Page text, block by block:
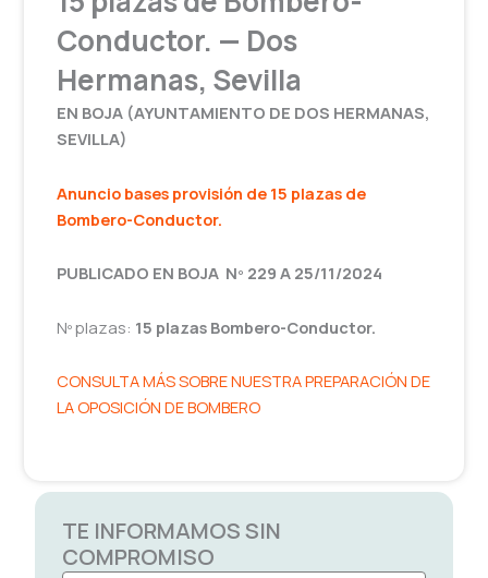
Conductor. — Dos
Hermanas, Sevilla
EN BOJA (AYUNTAMIENTO DE DOS HERMANAS,
SEVILLA)
Anuncio bases provisión de 15 plazas de
Bombero-Conductor.
PUBLICADO EN BOJA Nº 229 A 25/11/2024
Nº plazas: 15 plazas Bombero-Conductor.
CONSULTA MÁS SOBRE NUESTRA PREPARACIÓN DE
LA OPOSICIÓN DE BOMBERO
TE INFORMAMOS SIN
COMPROMISO